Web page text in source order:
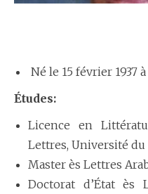
Né le 15 février 1937
Études:
Licence en
Lettres, Université du
Master ès Lettres
Doctorat d’État ès